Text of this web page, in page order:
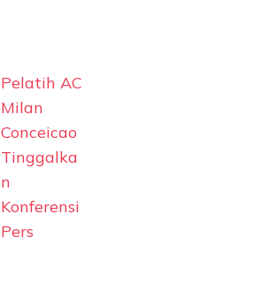
Pelatih AC
Milan
Conceicao
Tinggalka
n
Konferensi
Pers